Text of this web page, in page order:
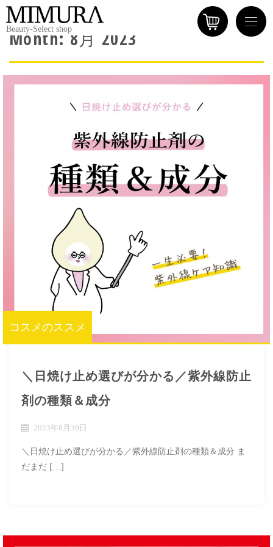
Beauty-Select shop
Month:8月 2023
コスメのススメ
＼日焼け止め選びが分かる／紫外線防止
剤の種類＆成分
2023年8月30日
＼日焼け止め選びが分かる／紫外線防止剤の種類＆成分 ま
だまだ […]